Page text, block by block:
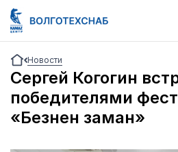
Новости
Сергей Когогин
победителями
«Безнен заман»